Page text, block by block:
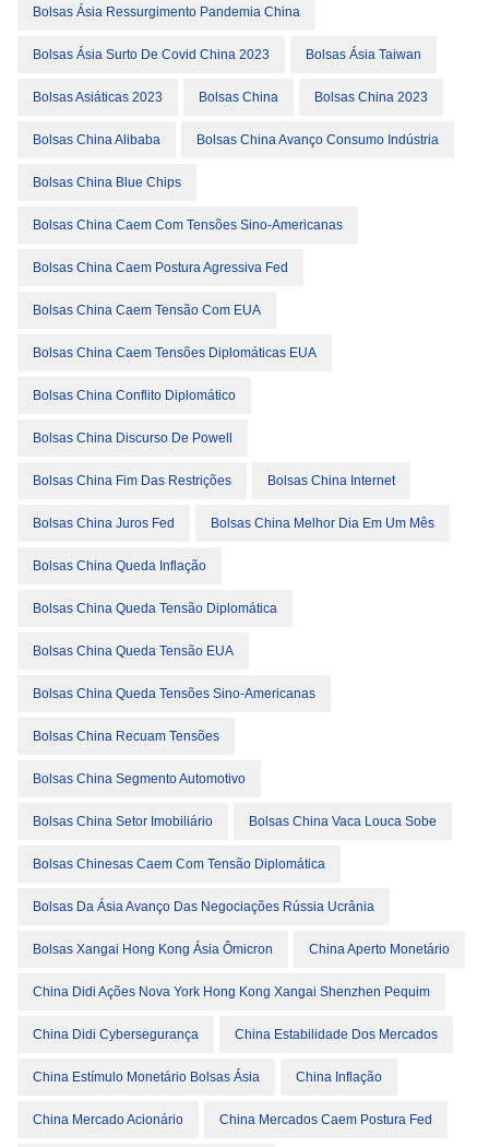
Bolsas Ásia Ressurgimento Pandemia China
Bolsas Ásia Surto De Covid China 2023 Bolsas Ásia Taiwan
Bolsas Asiáticas 2023 Bolsas China Bolsas China 2023
Bolsas China Alibaba Bolsas China Avanço Consumo Indústria
Bolsas China Blue Chips
Bolsas China Caem Com Tensões Sino-Americanas
Bolsas China Caem Postura Agressiva Fed
Bolsas China Caem Tensão Com EUA
Bolsas China Caem Tensões Diplomáticas EUA
Bolsas China Conflito Diplomático
Bolsas China Discurso De Powell
Bolsas China Fim Das Restrições Bolsas China Internet
Bolsas China Juros Fed Bolsas China Melhor Dia Em Um Mês
Bolsas China Queda Inflação
Bolsas China Queda Tensão Diplomática
Bolsas China Queda Tensão EUA
Bolsas China Queda Tensões Sino-Americanas
Bolsas China Recuam Tensões
Bolsas China Segmento Automotivo
Bolsas China Setor Imobiliário Bolsas China Vaca Louca Sobe
Bolsas Chinesas Caem Com Tensão Diplomática
Bolsas Da Ásia Avanço Das Negociações Rússia Ucrânia
Bolsas Xangai Hong Kong Ásia Ômicron China Aperto Monetário
China Didi Ações Nova York Hong Kong Xangai Shenzhen Pequim
China Didi Cybersegurança China Estabilidade Dos Mercados
China Estímulo Monetário Bolsas Ásia China Inflação
China Mercado Acionário China Mercados Caem Postura Fed